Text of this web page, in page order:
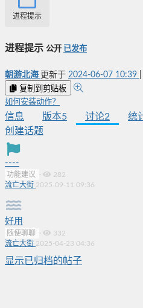
进程提示
进程提示 公开 已发布
朝游北海 更新于 2024-06-07 10:39
复制到剪贴板
如何安装动作？
信息 版本5 讨论2 统
创建话题
----
功能建议 ·
282
流亡大街 2025-09-11 09:36
好用
随便聊聊 ·
332
流亡大街 2025-04-23 04:36
显示已归档的帖子